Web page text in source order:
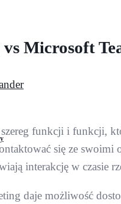
Microsoft
funkcji i funkcji,
się ze swoimi
interakcję w czasie
daje możliwość